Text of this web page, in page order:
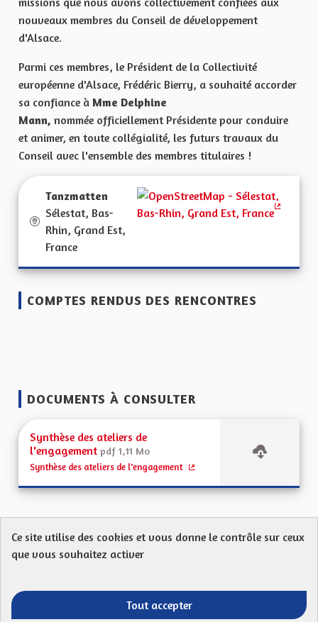
nouveaux membres du Conseil de développement
d'Alsace.
Parmi ces membres, le Président de la Collectivité
européenne d'Alsace, Frédéric Bierry, a souhaité accorder
sa confiance à Mme Delphine
Mann, nommée officiellement Présidente pour conduire
et animer, en toute collégialité, les futurs travaux du
Conseil avec l'ensemble des membres titulaires !
Tanzmatten
Sélestat, Bas-
Rhin, Grand Est,
France
COMPTES RENDUS DES RENCONTRES
DOCUMENTS À CONSULTER
Synthèse des ateliers de
l'engagementpdf 1,11 Mo
Synthèse des ateliers de l'engagement
Protection des Données
Télécharger les fichiers Open Data
Ce site utilise des cookies et vous donne le contrôle sur ceux
que vous souhaitez activer
Tout accepter